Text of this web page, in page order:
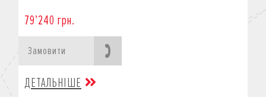
79’240 грн.
Замовити
ДЕТАЛЬНІШЕ